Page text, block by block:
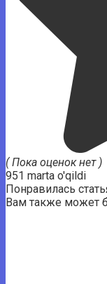
( Пока оценок нет )
951 marta o'qildi
Понравилась
Вам также может